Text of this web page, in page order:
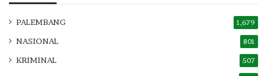
PALEMBANG 1,679
NASIONAL 801
KRIMINAL 507